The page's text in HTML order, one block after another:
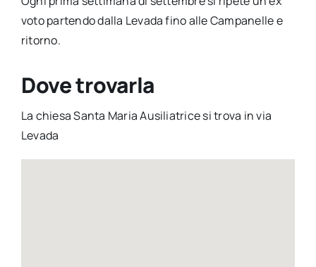
voto partendo dalla Levada fino alle Campanelle e
ritorno.
Dove trovarla
La chiesa Santa Maria Ausiliatrice si trova in via
Levada